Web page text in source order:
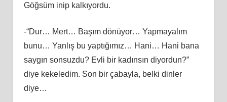
Göğsüm inip kalkıyordu.
-“Dur… Mert… Başım dönüyor… Yapmayalım
bunu… Yanlış bu yaptığımız… Hani… Hani bana
saygın sonsuzdu? Evli bir kadınsın diyordun?”
diye kekeledim. Son bir çabayla, belki dinler
diye…